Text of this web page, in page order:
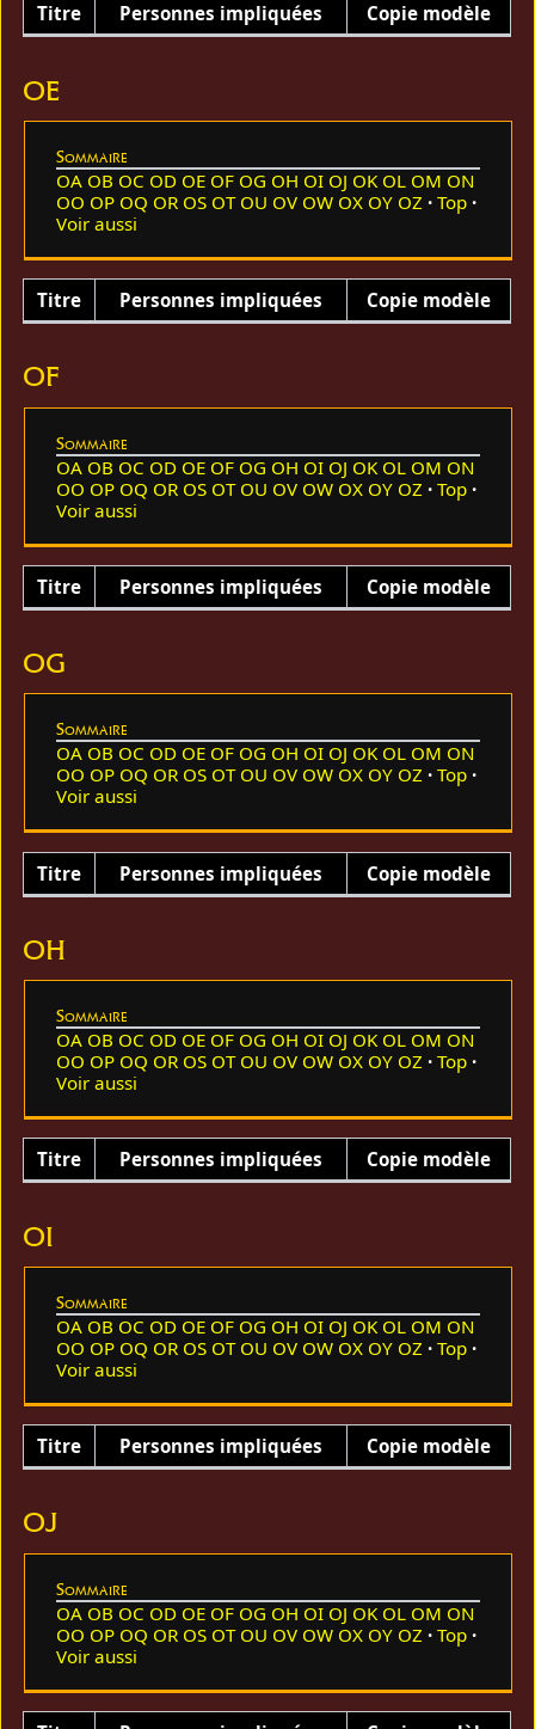
Titre Personnes impliquées Copie modèle
OE
Sommaire
OA OB OC OD OE OF OG OH OI OJ OK OL OM ON
OO OP OQ OR OS OT OU OV OW OX OY OZ
Top
Voir aussi
Titre Personnes impliquées Copie modèle
OF
Sommaire
OA OB OC OD OE OF OG OH OI OJ OK OL OM ON
OO OP OQ OR OS OT OU OV OW OX OY OZ
Top
Voir aussi
Titre Personnes impliquées Copie modèle
OG
Sommaire
OA OB OC OD OE OF OG OH OI OJ OK OL OM ON
OO OP OQ OR OS OT OU OV OW OX OY OZ
Top
Voir aussi
Titre Personnes impliquées Copie modèle
OH
Sommaire
OA OB OC OD OE OF OG OH OI OJ OK OL OM ON
OO OP OQ OR OS OT OU OV OW OX OY OZ
Top
Voir aussi
Titre Personnes impliquées Copie modèle
OI
Sommaire
OA OB OC OD OE OF OG OH OI OJ OK OL OM ON
OO OP OQ OR OS OT OU OV OW OX OY OZ
Top
Voir aussi
Titre Personnes impliquées Copie modèle
OJ
Sommaire
OA OB OC OD OE OF OG OH OI OJ OK OL OM ON
OO OP OQ OR OS OT OU OV OW OX OY OZ
Top
Voir aussi